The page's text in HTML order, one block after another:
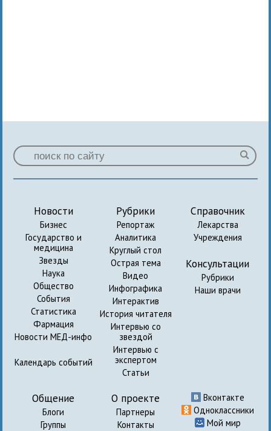
Новости
Бизнес
Государство и
медицина
Звезды
Наука
Общество
События
Статистика
Фармация
Новости МЕД-инфо
Календарь событий
Рубрики
Репортаж
Аналитика
Круглый стол
Острая тема
Видео
Инфографика
Интерактив
История читателя
Интервью со
звездой
Интервью с
экспертом
Статьи
Справочник
Лекарства
Учреждения
Консультации
Рубрики
Наши врачи
Общение
Блоги
Группы
О проекте
Партнеры
Контакты
Вконтакте
Одноклассники
Мой мир